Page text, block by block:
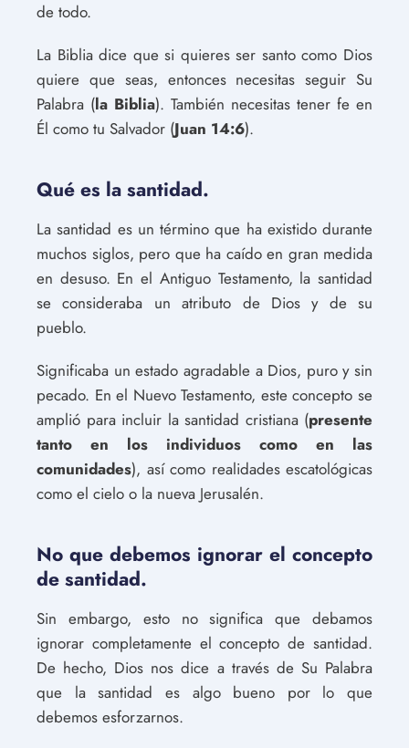
de todo.
La Biblia dice que si quieres ser santo como Dios
quiere que seas, entonces necesitas seguir Su
Palabra (la Biblia). También necesitas tener fe en
Él como tu Salvador (Juan 14:6).
Qué es la santidad.
La santidad es un término que ha existido durante
muchos siglos, pero que ha caído en gran medida
en desuso. En el Antiguo Testamento, la santidad
se consideraba un atributo de Dios y de su
pueblo.
Significaba un estado agradable a Dios, puro y sin
pecado. En el Nuevo Testamento, este concepto se
amplió para incluir la santidad cristiana (presente
tanto en los individuos como en las
comunidades), así como realidades escatológicas
como el cielo o la nueva Jerusalén.
No que debemos ignorar el concepto
de santidad.
Sin embargo, esto no significa que debamos
ignorar completamente el concepto de santidad.
De hecho, Dios nos dice a través de Su Palabra
que la santidad es algo bueno por lo que
debemos esforzarnos.